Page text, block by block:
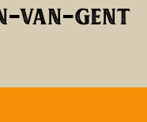
VAN-GENT